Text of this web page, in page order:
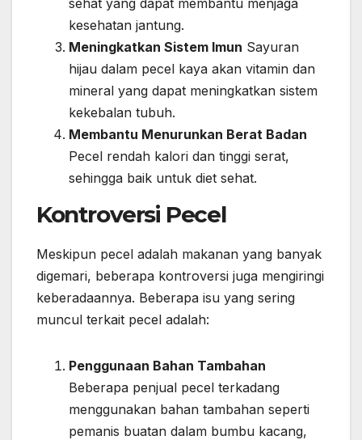
sehat yang dapat membantu menjaga
kesehatan jantung.
Meningkatkan Sistem Imun Sayuran
hijau dalam pecel kaya akan vitamin dan
mineral yang dapat meningkatkan sistem
kekebalan tubuh.
Membantu Menurunkan Berat Badan
Pecel rendah kalori dan tinggi serat,
sehingga baik untuk diet sehat.
Kontroversi Pecel
Meskipun pecel adalah makanan yang banyak
digemari, beberapa kontroversi juga mengiringi
keberadaannya. Beberapa isu yang sering
muncul terkait pecel adalah:
Penggunaan Bahan Tambahan
Beberapa penjual pecel terkadang
menggunakan bahan tambahan seperti
pemanis buatan dalam bumbu kacang,